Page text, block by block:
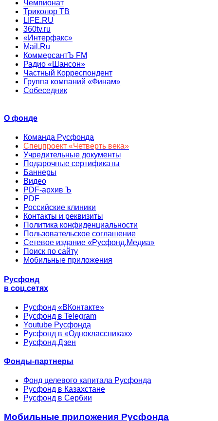
Чемпионат
Триколор ТВ
LIFE.RU
360tv.ru
«Интерфакс»
Mail.Ru
КоммерсантЪ FM
Радио «Шансон»
Частный Корреспондент
Группа компаний «Финам»
Собеседник
О фонде
Команда Русфонда
Спецпроект «Четверть века»
Учредительные документы
Подарочные сертификаты
Баннеры
Видео
PDF-архив Ъ
PDF
Российские клиники
Контакты и реквизиты
Политика конфиденциальности
Пользовательское соглашение
Сетевое издание «Русфонд.Медиа»
Поиск по сайту
Мобильные приложения
Русфонд
в соц.сетях
Русфонд «ВКонтакте»
Русфонд в Telegram
Youtube Русфонда
Русфонд в «Одноклассниках»
Русфонд.Дзен
Фонды-партнеры
Фонд целевого капитала Русфонда
Русфонд в Казахстане
Русфонд в Сербии
Мобильные приложения Русфонда